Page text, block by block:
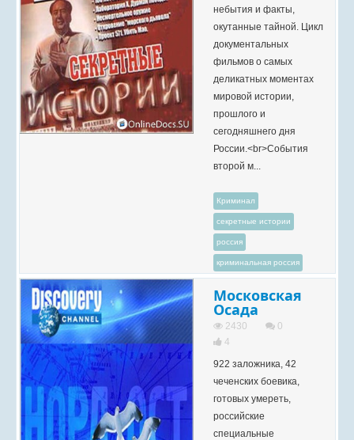
небытия и факты,
окутанные тайной. Цикл
документальных
фильмов о самых
деликатных моментах
мировой истории,
прошлого и
сегодняшнего дня
России.<br>События
второй м...
Криминал
секретные истории
россия
криминальная россия
Московская
Осада
2430
0
4
922 заложника, 42
чеченских боевика,
готовых умереть,
российские
специальные